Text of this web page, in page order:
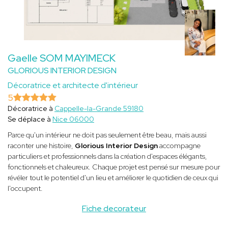
Gaelle SOM MAYIMECK
GLORIOUS INTERIOR DESIGN
Décoratrice et architecte d'intérieur
Fiche decorateur
5
Décoratrice à Cappelle-la-Grande 59180
Se déplace à Nice 06000
Parce qu'un intérieur ne doit pas seulement être beau, mais aussi
raconter une histoire, Glorious Interior Designaccompagne
particuliers et professionnels dans la création d'espaces élégants,
fonctionnels et chaleureux. Chaque projet est pensé sur mesure pour
révéler tout le potentiel d'un lieu et améliorer le quotidien de ceux qui
l'occupent.